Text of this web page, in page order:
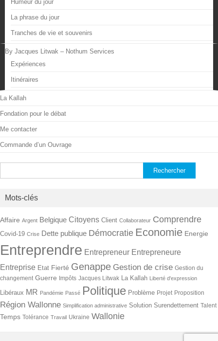
Humeur du jour
La phrase du jour
Tranches de vie et souvenirs
By Jacques Litwak – Nothum Services
Expériences
Itinéraires
La Kallah
Fondation pour le débat
Me contacter
Commande d’un Ouvrage
Mots-clés
Affaire Argent Belgique Citoyens Client Collaborateur Comprendre
Covid-19 Crise Dette publique Démocratie Economie Energie
Entreprendre Entrepreneur Entrepreneure
Entreprise Etat Fierté Genappe Gestion de crise Gestion du
changement Guerre Impôts Jacques Litwak La Kallah Liberté d'expression
Libéraux MR Pandémie Passé Politique Problème Projet Proposition
Région Wallonne Simplification administrative Solution Surendettement Talent
Temps Tolérance Travail Ukraine Wallonie